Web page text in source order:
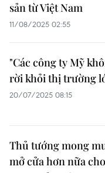
sản từ Việt Nam
11/08/2025 02:55
"Các công ty Mỹ
rời khỏi thị trường
20/07/2025 08:15
Thủ tướng mong
mở cửa hơn nữa